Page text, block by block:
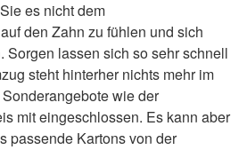
es nicht dem
den Zahn zu fühlen und sich
Sorgen lassen sich so sehr schnell
steht hinterher nichts mehr im
wie der
mit eingeschlossen. Es kann aber
passende Kartons von der